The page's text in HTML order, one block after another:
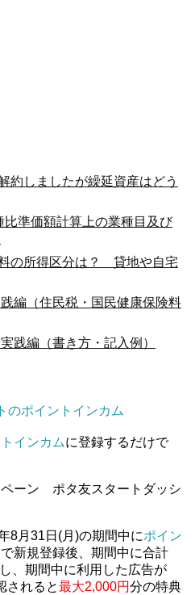
しましたが繰延資産はどう
準価額計算上の業種目及び
の所得区分は？ 貸地や自宅
編（住民税・国民健康保険料
践編（書き方・記入例）
インカムに登録するだけで
ーン ポタ友スタートダッシ
8月31日(月)の期間中にポイン
新規登録後、期間中に合計
、期間中に利用した広告が
されると最大2,000円分の特典